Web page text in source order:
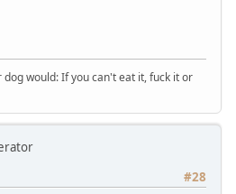
would: If you can't eat it, fuck it or
#28